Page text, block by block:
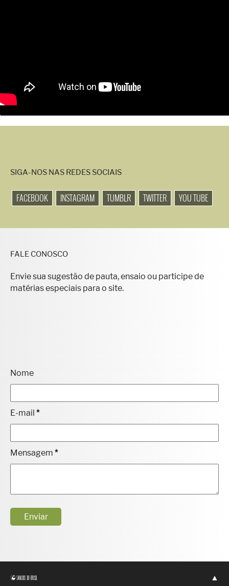
SIGA-NOS NAS REDES SOCIAIS
FACEBOOK INSTAGRAM TUMBLR TWITTER YOU TUBE
FALE CONOSCO
Envie sua sugestão de pauta, ensaio ou participe de
matérias especiais para o site.
Nome
E-mail *
Mensagem *
▲